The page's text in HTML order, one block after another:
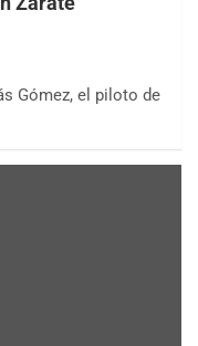
Gómez, el piloto de